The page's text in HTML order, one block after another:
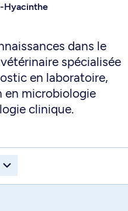
Hyacinthe
dans le
spécialisée
en laboratoire,
en microbiologie
clinique.